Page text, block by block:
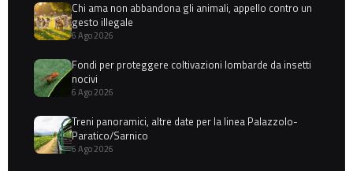
Chi ama non abbandona gli animali, appello contro un
gesto illegale
6 Ago 2026
Fondi per proteggere coltivazioni lombarde da insetti
nocivi
6 Ago 2026
Treni panoramici, altre date per la linea Palazzolo-
Paratico/Sarnico
6 Ago 2026